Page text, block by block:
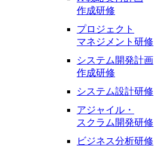
作成研修
プロジェクト
マネジメント研修
システム開発計画
作成研修
システム設計研修
アジャイル・
スクラム開発研修
ビジネス分析研修